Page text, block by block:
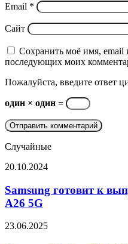
Email *
Сайт
Сохранить моё имя, email
последующих моих
Пожалуйста, введите ответ
один × один =
Случайные
Samsung
к
выпуску
смартфон
A26
20.10.2024
Samsung готовит к
A26 5G
Samsung
23.06.2025